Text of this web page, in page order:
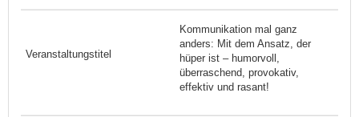
Kommunikation mal ganz
anders: Mit dem Ansatz, der
hüper ist – humorvoll,
überraschend, provokativ,
effektiv und rasant!